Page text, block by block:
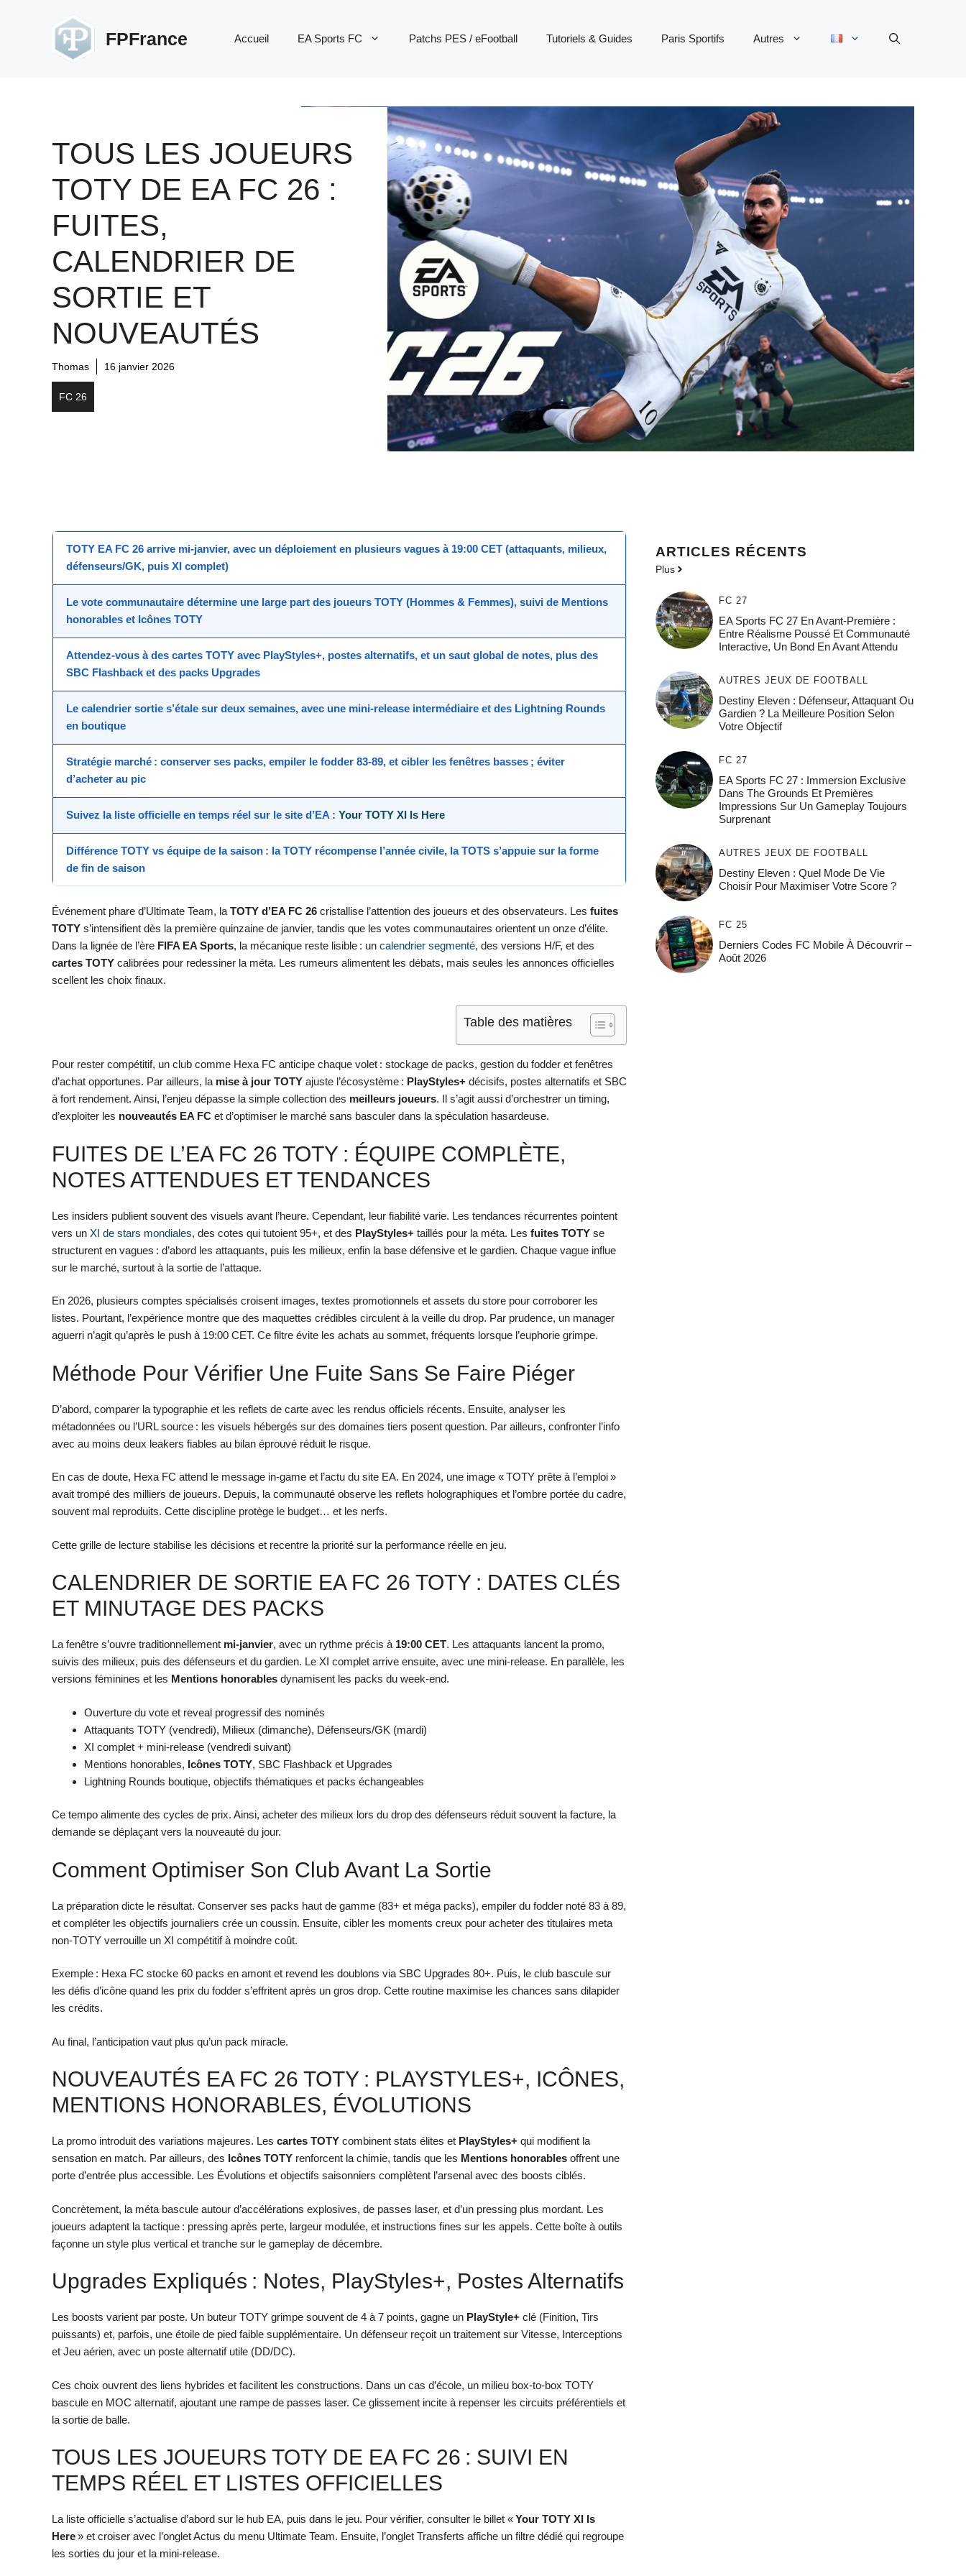
FPFrance Accueil EA Sports FC Patchs PES / eFootball Tutoriels & Guides Paris Sportifs Autres
TOUS LES JOUEURS
TOTY DE EA FC 26 :
FUITES,
CALENDRIER DE
SORTIE ET
NOUVEAUTÉS
Thomas 16 janvier 2026
FC 26
TOTY EA FC 26 arrive mi-janvier, avec un déploiement en plusieurs vagues à 19:00 CET (attaquants, milieux,
défenseurs/GK, puis XI complet)
Le vote communautaire détermine une large part des joueurs TOTY (Hommes & Femmes), suivi de Mentions
honorables et Icônes TOTY
Attendez-vous à des cartes TOTY avec PlayStyles+, postes alternatifs, et un saut global de notes, plus des
SBC Flashback et des packs Upgrades
Le calendrier sortie s’étale sur deux semaines, avec une mini-release intermédiaire et des Lightning Rounds
en boutique
Stratégie marché : conserver ses packs, empiler le fodder 83-89, et cibler les fenêtres basses ; éviter
d’acheter au pic
Suivez la liste officielle en temps réel sur le site d’EA : Your TOTY XI Is Here
Différence TOTY vs équipe de la saison : la TOTY récompense l’année civile, la TOTS s’appuie sur la forme
de fin de saison
Événement phare d’Ultimate Team, la TOTY d’EA FC 26 cristallise l’attention des joueurs et des observateurs. Les fuites
TOTY s’intensifient dès la première quinzaine de janvier, tandis que les votes communautaires orientent un onze d’élite.
Dans la lignée de l’ère FIFA EA Sports, la mécanique reste lisible : un calendrier segmenté, des versions H/F, et des
cartes TOTY calibrées pour redessiner la méta. Les rumeurs alimentent les débats, mais seules les annonces officielles
scellent les choix finaux.
Table des matières
Pour rester compétitif, un club comme Hexa FC anticipe chaque volet : stockage de packs, gestion du fodder et fenêtres
d’achat opportunes. Par ailleurs, la mise à jour TOTY ajuste l’écosystème : PlayStyles+ décisifs, postes alternatifs et SBC
à fort rendement. Ainsi, l’enjeu dépasse la simple collection des meilleurs joueurs. Il s’agit aussi d’orchestrer un timing,
d’exploiter les nouveautés EA FC et d’optimiser le marché sans basculer dans la spéculation hasardeuse.
FUITES DE L’EA FC 26 TOTY : ÉQUIPE COMPLÈTE,
NOTES ATTENDUES ET TENDANCES
Les insiders publient souvent des visuels avant l’heure. Cependant, leur fiabilité varie. Les tendances récurrentes pointent
vers un XI de stars mondiales, des cotes qui tutoient 95+, et des PlayStyles+ taillés pour la méta. Les fuites TOTY se
structurent en vagues : d’abord les attaquants, puis les milieux, enfin la base défensive et le gardien. Chaque vague influe
sur le marché, surtout à la sortie de l’attaque.
En 2026, plusieurs comptes spécialisés croisent images, textes promotionnels et assets du store pour corroborer les
listes. Pourtant, l’expérience montre que des maquettes crédibles circulent à la veille du drop. Par prudence, un manager
aguerri n’agit qu’après le push à 19:00 CET. Ce filtre évite les achats au sommet, fréquents lorsque l’euphorie grimpe.
Méthode Pour Vérifier Une Fuite Sans Se Faire Piéger
D’abord, comparer la typographie et les reflets de carte avec les rendus officiels récents. Ensuite, analyser les
métadonnées ou l’URL source : les visuels hébergés sur des domaines tiers posent question. Par ailleurs, confronter l’info
avec au moins deux leakers fiables au bilan éprouvé réduit le risque.
En cas de doute, Hexa FC attend le message in-game et l’actu du site EA. En 2024, une image « TOTY prête à l’emploi »
avait trompé des milliers de joueurs. Depuis, la communauté observe les reflets holographiques et l’ombre portée du cadre,
souvent mal reproduits. Cette discipline protège le budget… et les nerfs.
Cette grille de lecture stabilise les décisions et recentre la priorité sur la performance réelle en jeu.
CALENDRIER DE SORTIE EA FC 26 TOTY : DATES CLÉS
ET MINUTAGE DES PACKS
La fenêtre s’ouvre traditionnellement mi-janvier, avec un rythme précis à 19:00 CET. Les attaquants lancent la promo,
suivis des milieux, puis des défenseurs et du gardien. Le XI complet arrive ensuite, avec une mini-release. En parallèle, les
versions féminines et les Mentions honorables dynamisent les packs du week-end.
Ouverture du vote et reveal progressif des nominés
Attaquants TOTY (vendredi), Milieux (dimanche), Défenseurs/GK (mardi)
XI complet + mini-release (vendredi suivant)
Mentions honorables, Icônes TOTY, SBC Flashback et Upgrades
Lightning Rounds boutique, objectifs thématiques et packs échangeables
Ce tempo alimente des cycles de prix. Ainsi, acheter des milieux lors du drop des défenseurs réduit souvent la facture, la
demande se déplaçant vers la nouveauté du jour.
Comment Optimiser Son Club Avant La Sortie
La préparation dicte le résultat. Conserver ses packs haut de gamme (83+ et méga packs), empiler du fodder noté 83 à 89,
et compléter les objectifs journaliers crée un coussin. Ensuite, cibler les moments creux pour acheter des titulaires meta
non-TOTY verrouille un XI compétitif à moindre coût.
Exemple : Hexa FC stocke 60 packs en amont et revend les doublons via SBC Upgrades 80+. Puis, le club bascule sur
les défis d’icône quand les prix du fodder s’effritent après un gros drop. Cette routine maximise les chances sans dilapider
les crédits.
Au final, l’anticipation vaut plus qu’un pack miracle.
NOUVEAUTÉS EA FC 26 TOTY : PLAYSTYLES+, ICÔNES,
MENTIONS HONORABLES, ÉVOLUTIONS
La promo introduit des variations majeures. Les cartes TOTY combinent stats élites et PlayStyles+ qui modifient la
sensation en match. Par ailleurs, des Icônes TOTY renforcent la chimie, tandis que les Mentions honorables offrent une
porte d’entrée plus accessible. Les Évolutions et objectifs saisonniers complètent l’arsenal avec des boosts ciblés.
Concrètement, la méta bascule autour d’accélérations explosives, de passes laser, et d’un pressing plus mordant. Les
joueurs adaptent la tactique : pressing après perte, largeur modulée, et instructions fines sur les appels. Cette boîte à outils
façonne un style plus vertical et tranche sur le gameplay de décembre.
Upgrades Expliqués : Notes, PlayStyles+, Postes Alternatifs
Les boosts varient par poste. Un buteur TOTY grimpe souvent de 4 à 7 points, gagne un PlayStyle+ clé (Finition, Tirs
puissants) et, parfois, une étoile de pied faible supplémentaire. Un défenseur reçoit un traitement sur Vitesse, Interceptions
et Jeu aérien, avec un poste alternatif utile (DD/DC).
Ces choix ouvrent des liens hybrides et facilitent les constructions. Dans un cas d’école, un milieu box-to-box TOTY
bascule en MOC alternatif, ajoutant une rampe de passes laser. Ce glissement incite à repenser les circuits préférentiels et
la sortie de balle.
TOUS LES JOUEURS TOTY DE EA FC 26 : SUIVI EN
TEMPS RÉEL ET LISTES OFFICIELLES
La liste officielle s’actualise d’abord sur le hub EA, puis dans le jeu. Pour vérifier, consulter le billet «Your TOTY XI Is
Here» et croiser avec l’onglet Actus du menu Ultimate Team. Ensuite, l’onglet Transferts affiche un filtre dédié qui regroupe
les sorties du jour et la mini-release.
ARTICLES RÉCENTS
Plus
FC 27
EA Sports FC 27 En Avant-Première :
Entre Réalisme Poussé Et Communauté
Interactive, Un Bond En Avant Attendu
AUTRES JEUX DE FOOTBALL
Destiny Eleven : Défenseur, Attaquant Ou
Gardien ? La Meilleure Position Selon
Votre Objectif
FC 27
EA Sports FC 27 : Immersion Exclusive
Dans The Grounds Et Premières
Impressions Sur Un Gameplay Toujours
Surprenant
AUTRES JEUX DE FOOTBALL
Destiny Eleven : Quel Mode De Vie
Choisir Pour Maximiser Votre Score ?
FC 25
Derniers Codes FC Mobile À Découvrir –
Août 2026